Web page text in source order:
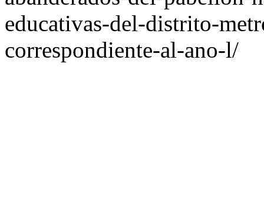
educativas-del-distrito-
correspondiente-al-ano-l/